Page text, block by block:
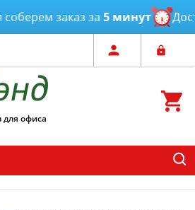
заказ за5 минут
для офиса